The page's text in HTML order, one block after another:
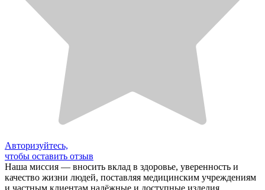
Авторизуйтесь,
чтобы оставить отзыв
Наша миссия — вносить вклад в здоровье, уверенность и
качество жизни людей, поставляя медицинским учреждениям
и частным клиентам надёжные и доступные изделия